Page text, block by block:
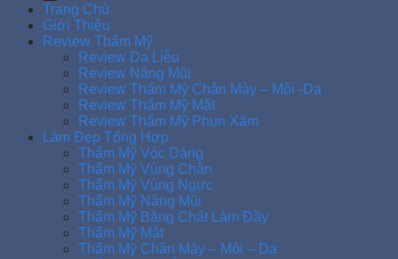
Trang Chủ
Giới Thiệu
Review Thẩm Mỹ
Review Da Liễu
Review Nâng Mũi
Review Thẩm Mỹ Chân Mày – Môi -Da
Review Thẩm Mỹ Mắt
Review Thẩm Mỹ Phun Xăm
Làm Đẹp Tổng Hợp
Thẩm Mỹ Vóc Dáng
Thẩm Mỹ Vùng Chân
Thẩm Mỹ Vùng Ngực
Thẩm Mỹ Nâng Mũi
Thẩm Mỹ Bằng Chất Làm Đầy
Thẩm Mỹ Mắt
Thẩm Mỹ Chân Mày – Môi – Da